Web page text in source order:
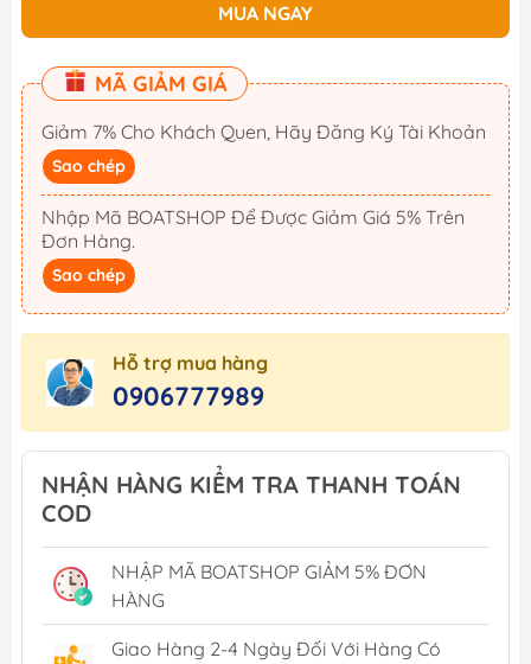
MUA NGAY
MÃ GIẢM GIÁ
Giảm 7% Cho Khách Quen, Hãy Đăng Ký Tài Khoản
Sao chép
Nhập Mã BOATSHOP Để Được Giảm Giá 5% Trên
Đơn Hàng.
Sao chép
Hỗ trợ mua hàng
0906777989
NHẬN HÀNG KIỂM TRA THANH TOÁN
COD
NHẬP MÃ BOATSHOP GIẢM 5% ĐƠN
HÀNG
Giao Hàng 2-4 Ngày Đối Với Hàng Có